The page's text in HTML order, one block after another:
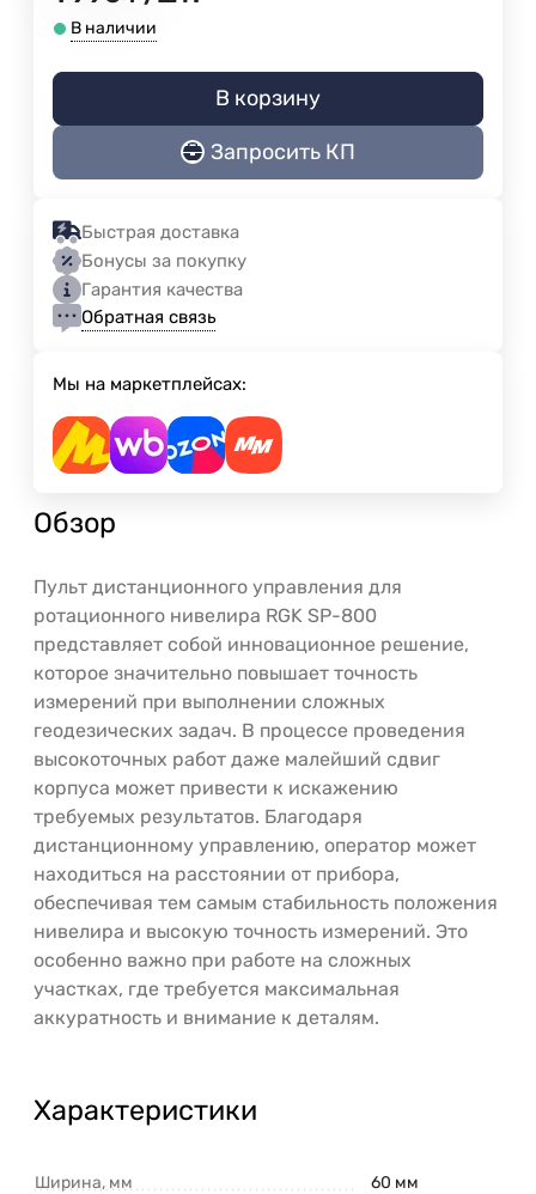
В наличии
В корзину
Запросить КП
Быстрая доставка
Бонусы за покупку
Гарантия качества
Обратная связь
Мы на маркетплейсах:
Обзор
Пульт дистанционного управления для
ротационного нивелира RGK SP-800
представляет собой инновационное решение,
которое значительно повышает точность
измерений при выполнении сложных
геодезических задач. В процессе проведения
высокоточных работ даже малейший сдвиг
корпуса может привести к искажению
требуемых результатов. Благодаря
дистанционному управлению, оператор может
находиться на расстоянии от прибора,
обеспечивая тем самым стабильность положения
нивелира и высокую точность измерений. Это
особенно важно при работе на сложных
участках, где требуется максимальная
аккуратность и внимание к деталям.
Характеристики
Ширина, мм 60 мм